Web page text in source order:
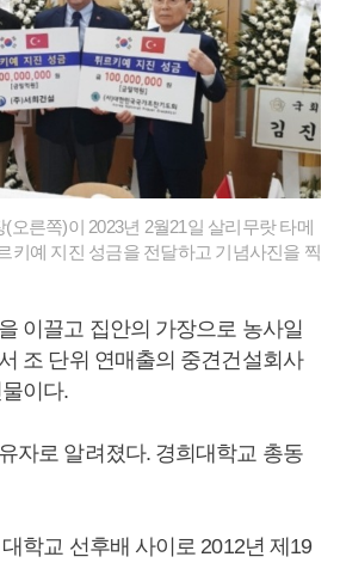
오른쪽)이 2023년 2월21일 살리무랏 타메
키예 지진 성금을 전달하고 기념사진을 찍
이끌고 집안의 가장으로 농사일
조 단위 연매출의 중견건설회사
이다.
자로 알려졌다. 경희대학교 총동
학교 선후배 사이로 2012년 제19